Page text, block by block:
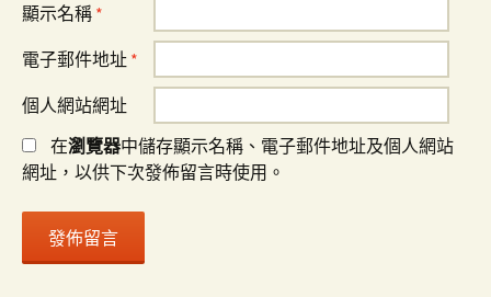
顯示名稱 *
電子郵件地址 *
個人網站網址
在瀏覽器中儲存顯示名稱、電子郵件地址及個人網站
網址，以供下次發佈留言時使用。